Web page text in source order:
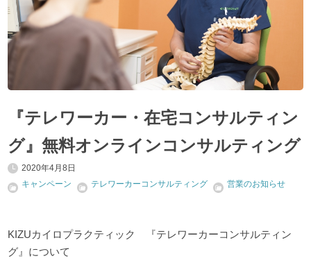
『テレワーカー・在宅コンサルティン
グ』無料オンラインコンサルティング
2020年4月8日
キャンペーン
テレワーカーコンサルティング 営業のお知らせ
KIZUカイロプラクティック 『テレワーカーコンサルティン
グ』について